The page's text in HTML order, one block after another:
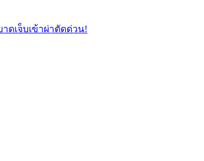
ดเจ็บเข้าผ่าตัดด่วน!